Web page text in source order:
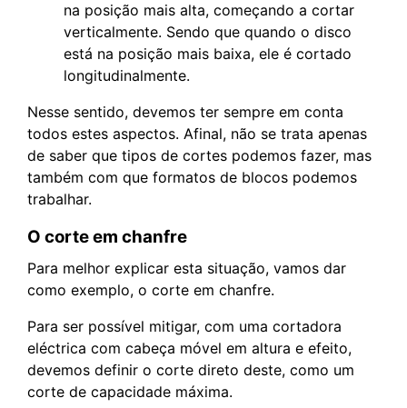
na posição mais alta, começando a cortar
verticalmente. Sendo que quando o disco
está na posição mais baixa, ele é cortado
longitudinalmente.
Nesse sentido, devemos ter sempre em conta
todos estes aspectos. Afinal, não se trata apenas
de saber que tipos de cortes podemos fazer, mas
também com que formatos de blocos podemos
trabalhar.
O corte em chanfre
Para melhor explicar esta situação, vamos dar
como exemplo, o corte em chanfre.
Para ser possível mitigar, com uma cortadora
eléctrica com cabeça móvel em altura e efeito,
devemos definir o corte direto deste, como um
corte de capacidade máxima.